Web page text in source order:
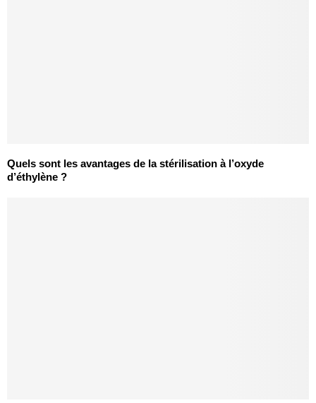
Quels sont les avantages de la stérilisation à l’oxyde
d’éthylène ?